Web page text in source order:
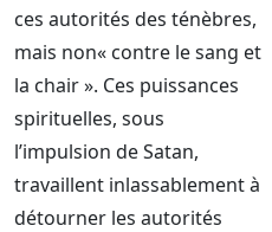
ces autorités des ténèbres,
mais non« contre le sang et
la chair ». Ces puissances
spirituelles, sous
l’impulsion de Satan,
travaillent inlassablement à
détourner les autorités